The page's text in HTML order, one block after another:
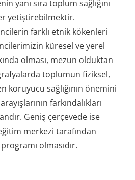
yanı sıra toplum sağlığını
yetiştirebilmektir.
farklı etnik kökenleri
küresel ve yerel
olması, mezun olduktan
toplumun fiziksel,
koruyucu sağlığının önemini
farkındalıkları
Geniş çerçevede ise
merkezi tarafından
olmasıdır.